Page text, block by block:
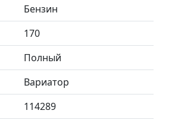
Бензин
170
Полный
Вариатор
114289